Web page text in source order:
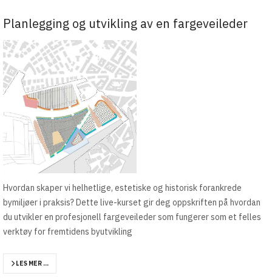
Planlegging og utvikling av en fargeveileder
Hvordan skaper vi helhetlige, estetiske og historisk forankrede
bymiljøer i praksis? Dette live-kurset gir deg oppskriften på hvordan
du utvikler en profesjonell fargeveileder som fungerer som et felles
verktøy for fremtidens byutvikling
LES MER …